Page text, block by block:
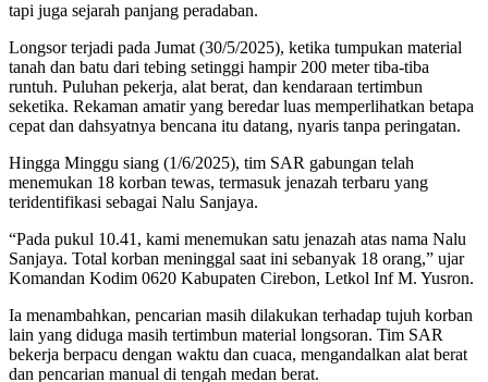
tapi juga sejarah panjang peradaban.
Longsor terjadi pada Jumat (30/5/2025), ketika tumpukan material
tanah dan batu dari tebing setinggi hampir 200 meter tiba-tiba
runtuh. Puluhan pekerja, alat berat, dan kendaraan tertimbun
seketika. Rekaman amatir yang beredar luas memperlihatkan betapa
cepat dan dahsyatnya bencana itu datang, nyaris tanpa peringatan.
Hingga Minggu siang (1/6/2025), tim SAR gabungan telah
menemukan 18 korban tewas, termasuk jenazah terbaru yang
teridentifikasi sebagai Nalu Sanjaya.
“Pada pukul 10.41, kami menemukan satu jenazah atas nama Nalu
Sanjaya. Total korban meninggal saat ini sebanyak 18 orang,” ujar
Komandan Kodim 0620 Kabupaten Cirebon, Letkol Inf M. Yusron.
Ia menambahkan, pencarian masih dilakukan terhadap tujuh korban
lain yang diduga masih tertimbun material longsoran. Tim SAR
bekerja berpacu dengan waktu dan cuaca, mengandalkan alat berat
dan pencarian manual di tengah medan berat.